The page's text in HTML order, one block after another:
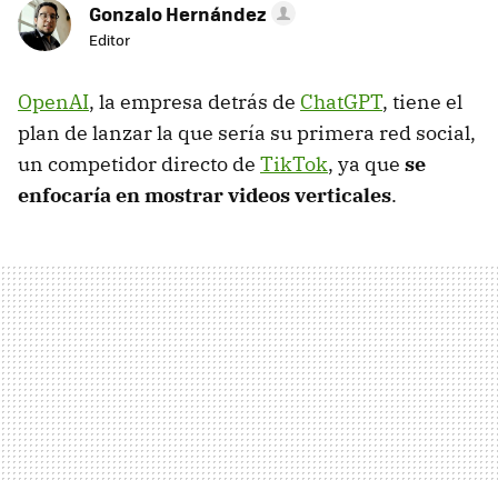
Gonzalo Hernández
Editor
OpenAI, la empresa detrás de ChatGPT, tiene el
plan de lanzar la que sería su primera red social,
un competidor directo de TikTok, ya que se
enfocaría en mostrar videos verticales.